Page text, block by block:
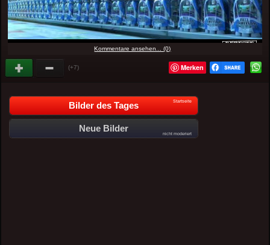
Kommentare ansehen... (0)
(+7) Merken
Bilder des Tages Startseite
Neue Bilder
nicht moderiert